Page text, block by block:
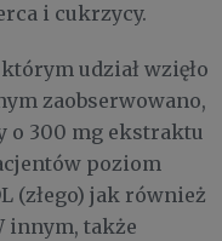
i cukrzycy.
udział wzięło
zaobserwowano,
o 300 mg ekstraktu
poziom
(złego) jak również
innym, także